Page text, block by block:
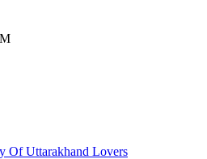
Of Uttarakhand Lovers